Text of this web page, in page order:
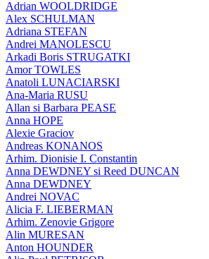
Adrian WOOLDRIDGE
Alex SCHULMAN
Adriana STEFAN
Andrei MANOLESCU
Arkadi Boris STRUGATKI
Amor TOWLES
Anatoli LUNACIARSKI
Ana-Maria RUSU
Allan si Barbara PEASE
Anna HOPE
Alexie Graciov
Andreas KONANOS
Arhim. Dionisie I. Constantin
Anna DEWDNEY si Reed DUNCAN
Anna DEWDNEY
Andrei NOVAC
Alicia F. LIEBERMAN
Arhim. Zenovie Grigore
Alin MURESAN
Anton HOUNDER